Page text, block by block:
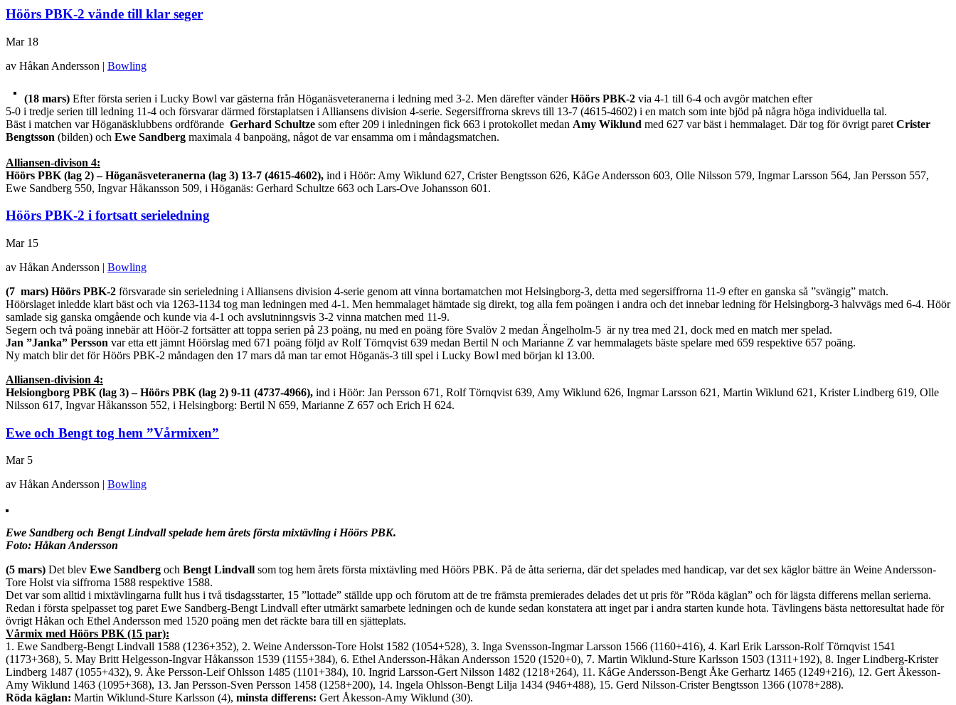
Höörs PBK-2 vände till klar seger
Mar 18
av Håkan Andersson | Bowling
(18 mars) Efter första serien i Lucky Bowl var gästerna från Höganäsveteranerna i ledning med 3-2. Men därefter vänderHöörs PBK-2 via 4-1 till 6-4 och avgör matchen efter
5-0 i tredje serien till ledning 11-4 och försvarar därmed förstaplatsen i Alliansens division 4-serie. Segersiffrorna skrevs till 13-7 (4615-4602) i en match som inte bjöd på några höga individuella tal.
Bäst i matchen var Höganäsklubbens ordförande Gerhard Schultze som efter 209 i inledningen fick 663 i protokollet medan Amy Wiklund med 627 var bäst i hemmalaget. Där tog för övrigt paret Crister
Bengtsson (bilden) och Ewe Sandberg maximala 4 banpoäng, något de var ensamma om i måndagsmatchen.
Alliansen-divison 4:
Höörs PBK (lag 2) – Höganäsveteranerna (lag 3) 13-7 (4615-4602), ind i Höör: Amy Wiklund 627, Crister Bengtsson 626, KåGe Andersson 603, Olle Nilsson 579, Ingmar Larsson 564, Jan Persson 557,
Ewe Sandberg 550, Ingvar Håkansson 509, i Höganäs: Gerhard Schultze 663 och Lars-Ove Johansson 601.
Höörs PBK-2 i fortsatt serieledning
Mar 15
av Håkan Andersson | Bowling
(7 mars) Höörs PBK-2 försvarade sin serieledning i Alliansens division 4-serie genom att vinna bortamatchen mot Helsingborg-3, detta med segersiffrorna 11-9 efter en ganska så ”svängig” match.
Höörslaget inledde klart bäst och via 1263-1134 tog man ledningen med 4-1. Men hemmalaget hämtade sig direkt, tog alla fem poängen i andra och det innebar ledning för Helsingborg-3 halvvägs med 6-4. Höör
samlade sig ganska omgående och kunde via 4-1 och avslutninngsvis 3-2 vinna matchen med 11-9.
Segern och två poäng innebär att Höör-2 fortsätter att toppa serien på 23 poäng, nu med en poäng före Svalöv 2 medan Ängelholm-5 är ny trea med 21, dock med en match mer spelad.
Jan ”Janka” Persson var etta ett jämnt Höörslag med 671 poäng följd av Rolf Törnqvist 639 medan Bertil N och Marianne Z var hemmalagets bäste spelare med 659 respektive 657 poäng.
Ny match blir det för Höörs PBK-2 måndagen den 17 mars då man tar emot Höganäs-3 till spel i Lucky Bowl med början kl 13.00.
Alliansen-division 4:
Helsiongborg PBK (lag 3) – Höörs PBK (lag 2) 9-11 (4737-4966), ind i Höör: Jan Persson 671, Rolf Törnqvist 639, Amy Wiklund 626, Ingmar Larsson 621, Martin Wiklund 621, Krister Lindberg 619, Olle
Nilsson 617, Ingvar Håkansson 552, i Helsingborg: Bertil N 659, Marianne Z 657 och Erich H 624.
Ewe och Bengt tog hem ”Vårmixen”
Mar 5
av Håkan Andersson | Bowling
Ewe Sandberg och Bengt Lindvall spelade hem årets första mixtävling i Höörs PBK.
Foto: Håkan Andersson
(5 mars) Det blev Ewe Sandberg och Bengt Lindvall som tog hem årets första mixtävling med Höörs PBK. På de åtta serierna, där det spelades med handicap, var det sex käglor bättre än Weine Andersson-
Tore Holst via siffrorna 1588 respektive 1588.
Det var som alltid i mixtävlingarna fullt hus i två tisdagsstarter, 15 ”lottade” ställde upp och förutom att de tre främsta premierades delades det ut pris för ”Röda käglan” och för lägsta differens mellan serierna.
Redan i första spelpasset tog paret Ewe Sandberg-Bengt Lindvall efter utmärkt samarbete ledningen och de kunde sedan konstatera att inget par i andra starten kunde hota. Tävlingens bästa nettoresultat hade för
övrigt Håkan och Ethel Andersson med 1520 poäng men det räckte bara till en sjätteplats.
Vårmix med Höörs PBK (15 par):
1. Ewe Sandberg-Bengt Lindvall 1588 (1236+352), 2. Weine Andersson-Tore Holst 1582 (1054+528), 3. Inga Svensson-Ingmar Larsson 1566 (1160+416), 4. Karl Erik Larsson-Rolf Törnqvist 1541
(1173+368), 5. May Britt Helgesson-Ingvar Håkansson 1539 (1155+384), 6. Ethel Andersson-Håkan Andersson 1520 (1520+0), 7. Martin Wiklund-Sture Karlsson 1503 (1311+192), 8. Inger Lindberg-Krister
Lindberg 1487 (1055+432), 9. Åke Persson-Leif Ohlsson 1485 (1101+384), 10. Ingrid Larsson-Gert Nilsson 1482 (1218+264), 11. KåGe Andersson-Bengt Åke Gerhartz 1465 (1249+216), 12. Gert Åkesson-
Amy Wiklund 1463 (1095+368), 13. Jan Persson-Sven Persson 1458 (1258+200), 14. Ingela Ohlsson-Bengt Lilja 1434 (946+488), 15. Gerd Nilsson-Crister Bengtsson 1366 (1078+288).
Röda käglan: Martin Wiklund-Sture Karlsson (4), minsta differens: Gert Åkesson-Amy Wiklund (30).